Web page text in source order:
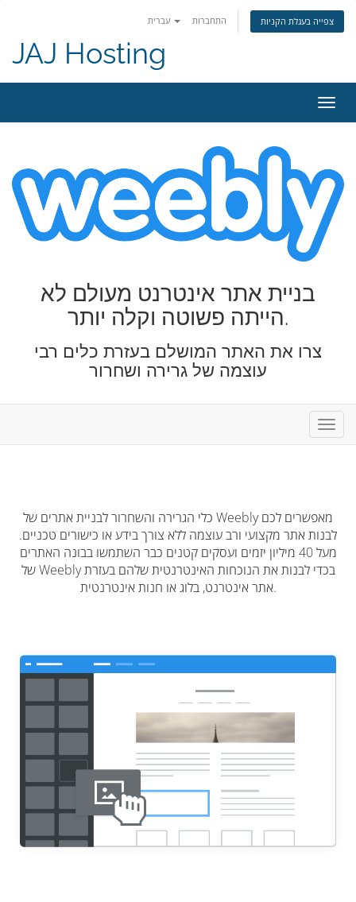
התחברות צפייה בעגלת הקניות
JAJ Hosting
ניווט
בניית אתר אינטרנט מעולם לא
הייתה פשוטה וקלה יותר.
צרו את האתר המושלם בעזרת כלים רבי
עוצמה של גרירה ושחרור
ניווט
כלי הגרירה והשחרור לבניית אתרים של Weebly מאפשרים לכם
לבנות אתר מקצועי ורב עוצמה ללא צורך בידע או כישורים טכניים.
מעל 40 מיליון יזמים ועסקים קטנים כבר השתמשו בבונה האתרים
של Weebly בכדי לבנות את הנוכחות האינטרנטית שלהם בעזרת
אתר אינטרנט, בלוג או חנות אינטרנטית.